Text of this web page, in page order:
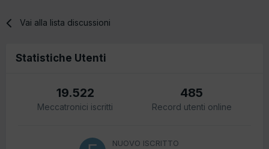
Vai alla lista discussioni
Statistiche Utenti
19.522
Meccatronici iscritti
485
Record utenti online
NUOVO ISCRITTO